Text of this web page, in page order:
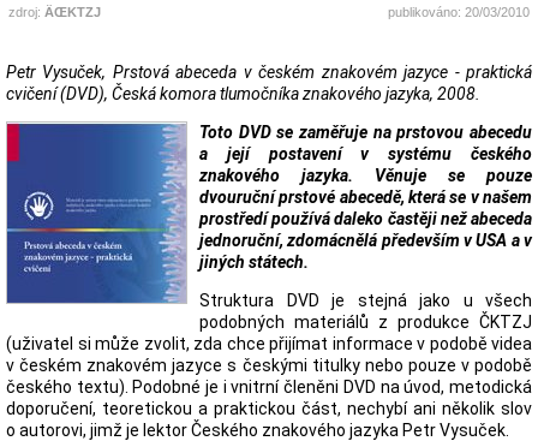
zdroj: ÄŒKTZJ publikováno: 20/03/2010
Petr Vysuček, Prstová abeceda v českém znakovém jazyce - praktická
cvičení (DVD), Česká komora tlumočníka znakového jazyka, 2008.
Toto DVD se zaměřuje na prstovou abecedu
a její postavení v systému českého
znakového jazyka. Věnuje se pouze
dvouruční prstové abecedě, která se v našem
prostředí používá daleko častěji než abeceda
jednoruční, zdomácnělá především v USA a v
jiných státech.
Struktura DVD je stejná jako u všech
podobných materiálů z produkce ČKTZJ
(uživatel si může zvolit, zda chce přijímat informace v podobě videa
v českém znakovém jazyce s českými titulky nebo pouze v podobě
českého textu). Podobné je i vnitrní členěni DVD na úvod, metodická
doporučení, teoretickou a praktickou část, nechybí ani několik slov
o autorovi, jimž je lektor Českého znakového jazyka Petr Vysuček.